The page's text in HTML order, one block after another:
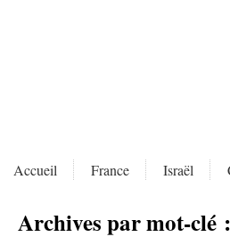
Accueil France Israël
Archives par mot-clé :